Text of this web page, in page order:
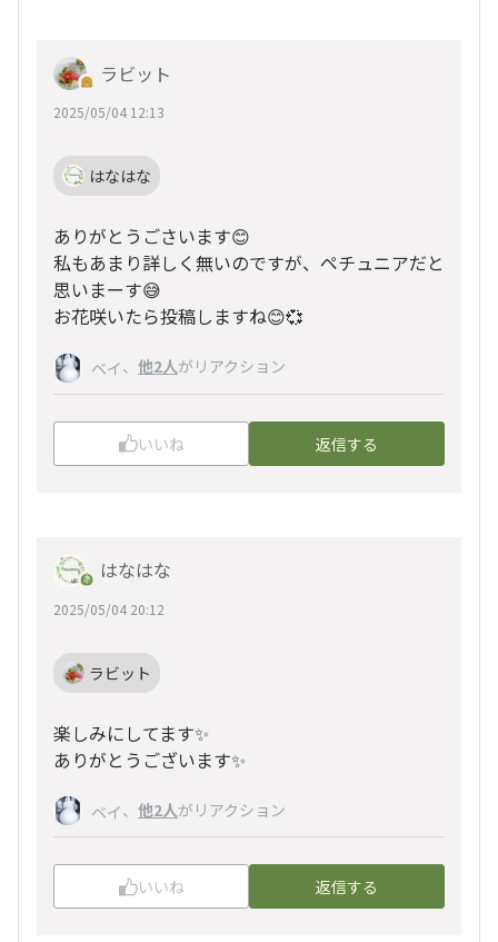
ラビット
2025/05/04 12:13
はなはな
ありがとうごさいます😊
私もあまり詳しく無いのですが、ペチュニアだと
思いまーす😅
お花咲いたら投稿しますね😊💞
ベイ、 他2人がリアクション
いいね 返信する
はなはな
2025/05/04 20:12
ラビット
楽しみにしてます✨
ありがとうございます✨
ベイ、 他2人がリアクション
いいね 返信する